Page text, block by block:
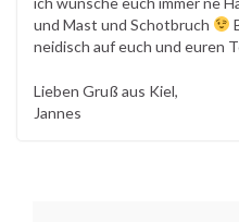
und Mast und Schotbruch
neidisch auf euch und euren
Lieben Gruß aus Kiel,
Jannes